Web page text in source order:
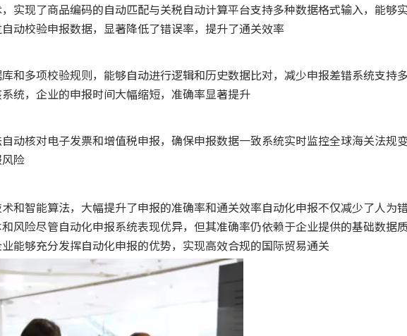
实现了商品编码的自动匹配与关税自动计算平台支持多种数据格式输入，能够
动校验申报数据，显著降低了错误率，提升了通关效率
和多项校验规则，能够自动进行逻辑和历史数据比对，减少申报差错系统支持多
统，企业的申报时间大幅缩短，准确率显著提升
动核对电子发票和增值税申报，确保申报数据一致系统实时监控全球海关法规
险
和智能算法，大幅提升了申报的准确率和通关效率自动化申报不仅减少了人为
风险尽管自动化申报系统表现优异，但其准确率仍依赖于企业提供的基础数据
能够充分发挥自动化申报的优势，实现高效合规的国际贸易通关